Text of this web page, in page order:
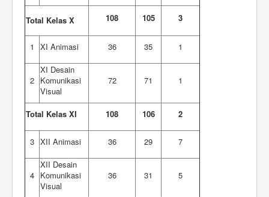
Total Kelas X 108 105 3
1 XI Animasi 36 35 1
2
XI Desain
Komunikasi
Visual
72 71 1
Total Kelas XI 108 106 2
3 XII Animasi 36 29 7
4
XII Desain
Komunikasi
Visual
36 31 5